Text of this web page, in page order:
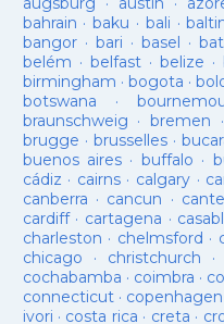
bahrain ·baku · bali ·
bangor· bari ·basel ·
belém · belfast· belize ·
birmingham · bogota ·
botswana ·
braunschweig · bremen
brugge · brusselles·
buenos aires· buffalo ·
cádiz · cairns· calgary ·
canberra · cancun ·
cardiff· cartagena ·
charleston · chelmsford ·
chicago · christchurch ·
cochabamba · coimbra ·
connecticut· copenhagen
ivori · costa rica · creta ·